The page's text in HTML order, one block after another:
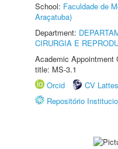
School: Faculdade de
Araçatuba)
Department:
CIRURGIA E
Academic Appointment
title: MS-3.1
Orcid
CV Lattes
Repositório